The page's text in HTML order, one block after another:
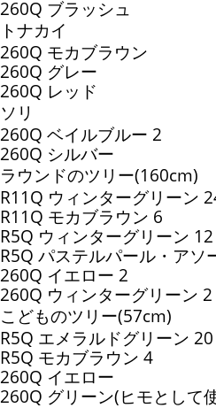
260Q ブラッシュ
トナカイ
260Q モカブラウン
260Q グレー
260Q レッド
ソリ
260Q ベイルブルー 2
260Q シルバー
ラウンドのツリー(160cm)
R11Q ウィンターグリーン
R11Q モカブラウン 6
R5Q ウィンターグリーン 12
R5Q パステルパール・アソ
260Q イエロー 2
260Q ウィンターグリーン 2
こどものツリー(57cm)
R5Q エメラルドグリーン 20
R5Q モカブラウン 4
260Q イエロー
260Q グリーン(ヒモとして